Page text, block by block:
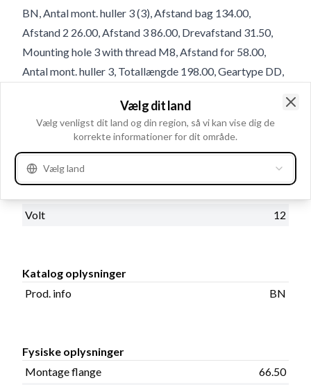
BN, Antal mont. huller 3 (3), Afstand bag 134.00,
Afstand 2 26.00, Afstand 3 86.00, Drevafstand 31.50,
Mounting hole 3 with thread M8, Afstand for 58.00,
Antal mont. huller 3, Totallængde 198.00, Geartype DD,
Produktinformation
Elektriske oplysninger
Volt
12
Katalog oplysninger
Prod. info
BN
Fysiske oplysninger
Montage flange
66.50
Vælg dit land
Vælg venligst dit land og din region, så vi kan vise dig de
korrekte informationer for dit område.
Vælg land